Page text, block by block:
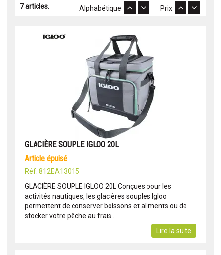
7 articles. Prix
Alphabétique
GLACIÈRE SOUPLE IGLOO 20L
article épuisé
Réf: 812EA13015
GLACIÈRE SOUPLE IGLOO 20L Conçues pour les
activités nautiques, les glacières souples Igloo
permettent de conserver boissons et aliments ou de
stocker votre pêche au frais...
Lire la suite